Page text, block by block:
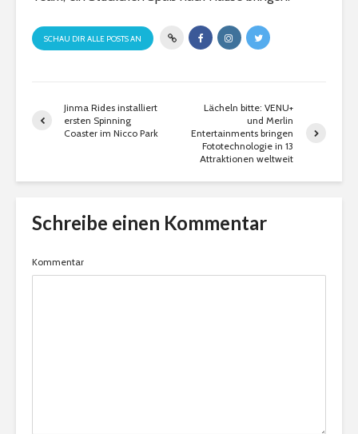
SCHAU DIR ALLE POSTS AN
Jinma Rides installiert
ersten Spinning
Coaster im Nicco Park
Lächeln bitte: VENU+
und Merlin
Entertainments bringen
Fototechnologie in 13
Attraktionen weltweit
Schreibe einen Kommentar
Kommentar